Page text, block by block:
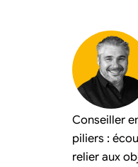
Conseiller
piliers :
relier aux